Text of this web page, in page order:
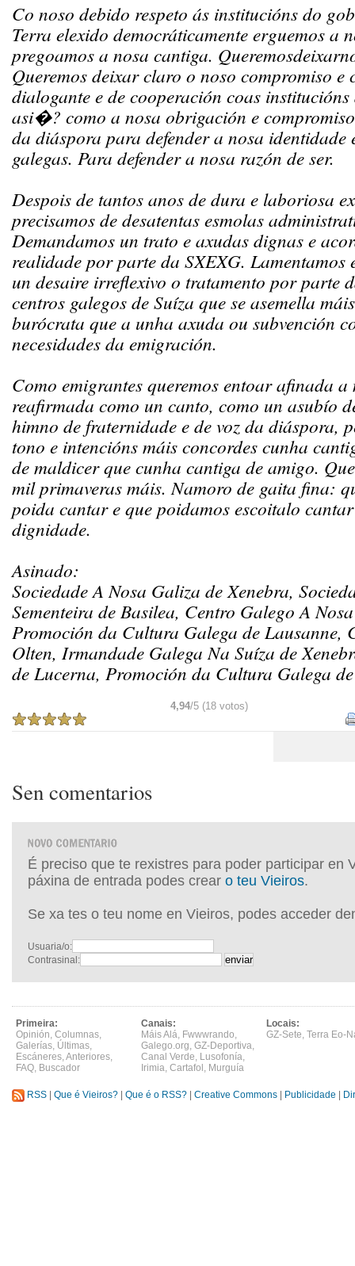
Co noso debido respeto ás institucións do
Terra elexido democráticamente erguemos a
pregoamos a nosa cantiga.
Queremos deixar claro o noso compromiso e
dialogante e de cooperación coas
asi�? como a nosa obrigación e
da diáspora para defender a nosa
galegas. Para defender a nosa razón de ser.
Despois de tantos anos de dura e laboriosa
precisamos de desatentas esmolas
Demandamos un trato e axudas dignas e
realidade por parte da SXEXG. Lamentamos
un desaire irreflexivo o tratamento por parte
centros galegos de Suíza que se asemella
burócrata que a unha axuda ou subvención
necesidades da emigración.
Como emigrantes queremos entoar afinada a
reafirmada como un canto, como un asubío
himno de fraternidade e de voz da diáspora,
tono e intencións máis concordes cunha
de maldicer que cunha cantiga de amigo.
mil primaveras máis. Namoro de gaita fina:
poida cantar e que poidamos escoitalo
dignidade.
Asinado:
Sociedade A Nosa Galiza de Xenebra,
Sementeira de Basilea, Centro Galego A
Promoción da Cultura Galega de Lausanne,
Olten, Irmandade Galega Na Suíza de
de Lucerna, Promoción da Cultura Galega
4,94/5 (18 votos)
Sen comentarios
É preciso que te rexistres para poder participar en
páxina de entrada podes crear o teu Vieiros.
Se xa tes o teu nome en Vieiros, podes acceder
Usuaria/o:
Contrasinal:
Primeira:
Opinión, Columnas,
Galerías, Últimas,
Escáneres,Anteriores,
FAQ, Buscador
Canais:
Máis Alá, Fwwwrando,
Galego.org, GZ-Deportiva,
Canal Verde, Lusofonía,
Irimia, Cartafol , Murguía
Locais:
GZ-Sete, Terra Eo-
RSS Que é Vieiros? Que é o RSS? Creative Commons Publicidade